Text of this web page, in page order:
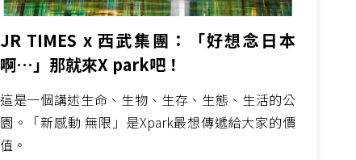
JR TIMES x 西武集團：「好想念日本
啊…」那就來X park吧！
這是一個講述生命、生物、生存、生態、生活的公
園。「新感動 無限」是Xpark最想傳遞給大家的價
值。